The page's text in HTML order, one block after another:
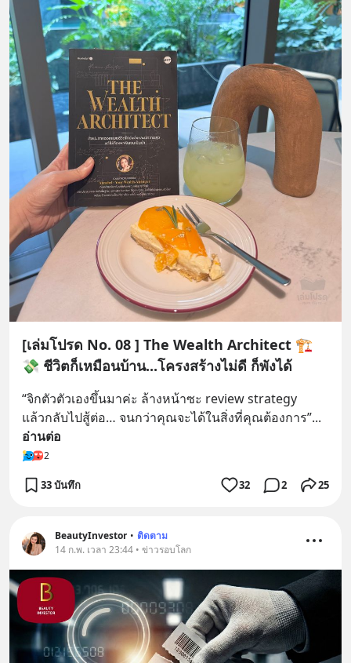
[เล่มโปรด No. 08 ] The Wealth Architect 🏗️
💸 ชีวิตก็เหมือนบ้าน...โครงสร้างไม่ดี ก็พังได้
“จิกตัวตัวเองขึ้นมาค่ะ ล้างหน้าซะ review strategy
แล้วกลับไปสู้ต่อ… จนกว่าคุณจะได้ในสิ่งที่คุณต้องการ”
อ่านต่อ
2
33 บันทึก 32 2 25
BeautyInvestor • ติดตาม
14 ก.พ. เวลา 23:44 • ข่าวรอบโลก